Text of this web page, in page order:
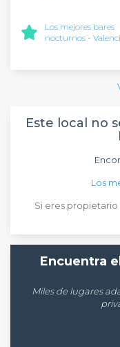
Los mejores bares
nocturnos -
Este local no
Los
Si eres propietario
Encuentra
Miles de lugares